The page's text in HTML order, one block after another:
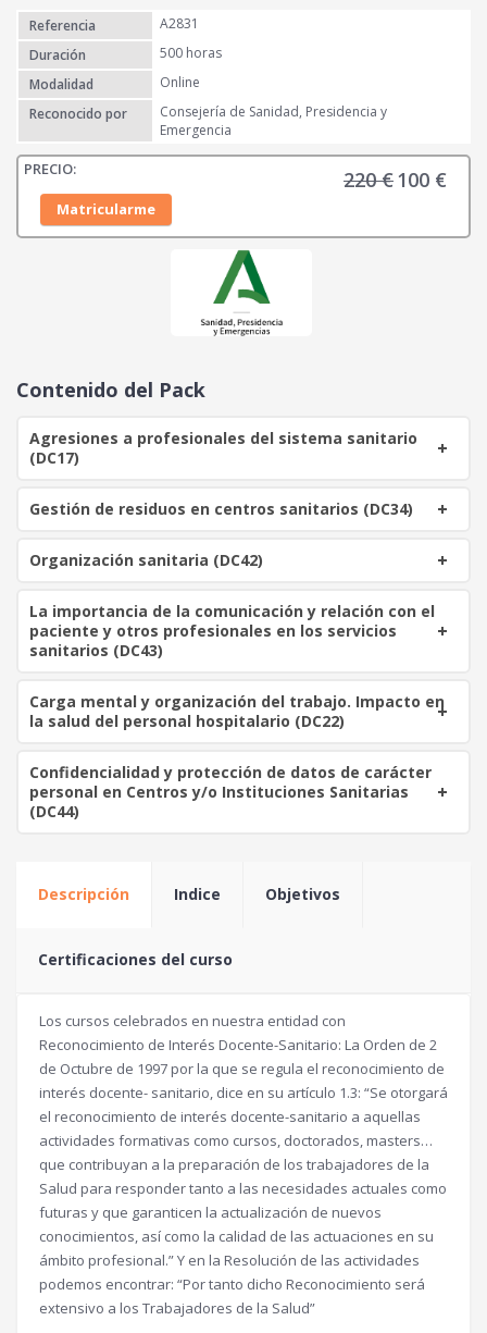
Referencia
A2831
Duración
500 horas
Modalidad
Online
Reconocido por
Consejería de Sanidad, Presidencia y
Emergencia
220€ E
g
a
a
0
.
100 €
e
:
0
Matricularme
Contenido del Pack
Agresiones a profesionales del sistema sanitario
(DC17)
Gestión de residuos en centros sanitarios (DC34)
Organización sanitaria (DC42)
La importancia de la comunicación y relación con el
paciente y otros profesionales en los servicios
sanitarios (DC43)
Carga mental y organización del trabajo. Impacto en
la salud del personal hospitalario (DC22)
Confidencialidad y protección de datos de carácter
personal en Centros y/o Instituciones Sanitarias
(DC44)
Descripción Indice Objetivos
Certificaciones del curso
Los cursos celebrados en nuestra entidad con
Reconocimiento de Interés Docente-Sanitario: La Orden de 2
de Octubre de 1997 por la que se regula el reconocimiento de
interés docente- sanitario, dice en su artículo 1.3: “Se otorgará
el reconocimiento de interés docente-sanitario a aquellas
actividades formativas como cursos, doctorados, masters…
que contribuyan a la preparación de los trabajadores de la
Salud para responder tanto a las necesidades actuales como
futuras y que garanticen la actualización de nuevos
conocimientos, así como la calidad de las actuaciones en su
ámbito profesional.” Y en la Resolución de las actividades
podemos encontrar: “Por tanto dicho Reconocimiento será
extensivo a los Trabajadores de la Salud”